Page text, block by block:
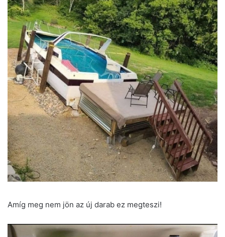
Amíg meg nem jön az új darab ez megteszi!